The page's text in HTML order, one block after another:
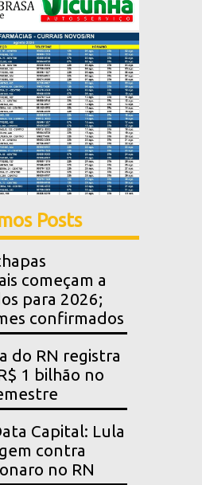
Posts
começam a
para 2026;
confirmados
do RN registra
1 bilhão no
Capital: Lula
contra
no RN